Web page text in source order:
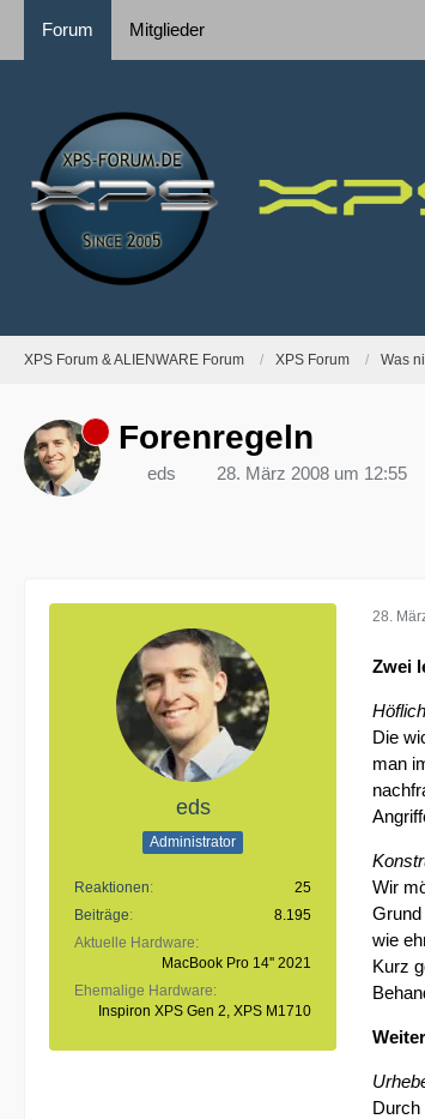
Forum Mitglieder
XPS Forum & ALIENWARE Forum XPS Forum Was
Forenregeln
eds 28. März 2008 um 12:55
eds
Administrator
Reaktionen
25
Beiträge
8.195
Aktuelle Hardware
MacBook Pro 14'' 2021
Ehemalige Hardware
Inspiron XPS Gen 2, XPS M1710
28.
Zwei
Die
man
Wir
Grund
wie
Kurz
Durch